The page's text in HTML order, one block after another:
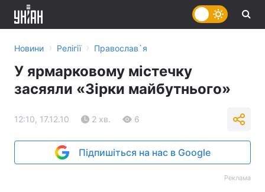
Новини › Релігії › Православ`я
У ярмарковому містечку
засяяли «Зірки майбутнього»
12:10, 17.12.10 2 хв. 6
Підпишіться на нас в Google
Реклама